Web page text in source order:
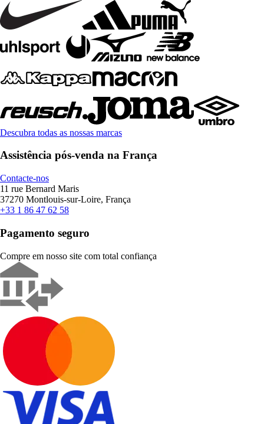
Descubra todas as nossas marcas
Assistência pós-venda na França
Contacte-nos
11 rue Bernard Maris
37270 Montlouis-sur-Loire, França
+33 1 86 47 62 58
Pagamento seguro
Compre em nosso site com total confiança